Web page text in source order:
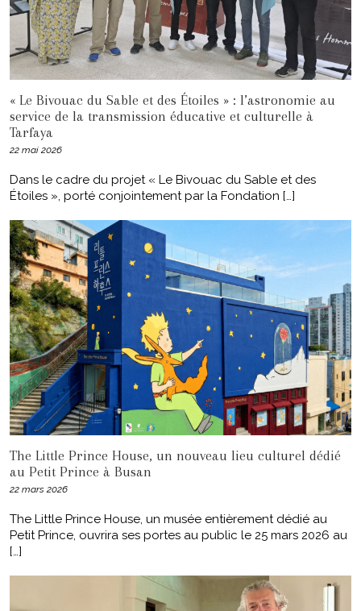
« Le Bivouac du Sable et des Étoiles » : l’astronomie au
service de la transmission éducative et culturelle à
Tarfaya
22 mai 2026
Dans le cadre du projet « Le Bivouac du Sable et des
Étoiles », porté conjointement par la Fondation […]
The Little Prince House, un nouveau lieu culturel dédié
au Petit Prince à Busan
22 mars 2026
The Little Prince House, un musée entièrement dédié au
Petit Prince, ouvrira ses portes au public le 25 mars 2026 au
[…]